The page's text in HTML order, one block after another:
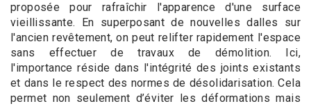
proposée pour rafraîchir l'apparence d'une surface
vieillissante. En superposant de nouvelles dalles sur
l'ancien revêtement, on peut relifter rapidement l'espace
sans effectuer de travaux de démolition. Ici,
l'importance réside dans l'intégrité des joints existants
et dans le respect des normes de désolidarisation. Cela
permet non seulement d’éviter les déformations mais